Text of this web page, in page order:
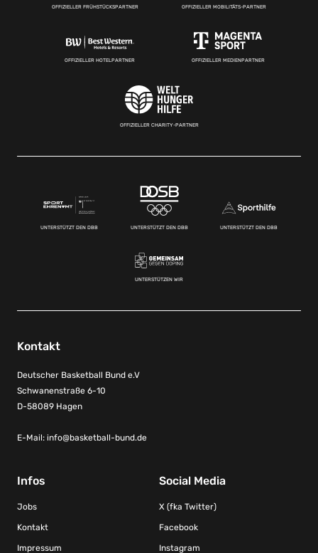
OFFIZIELLER FRÜHSTÜCKSPARTNER OFFIZIELLER MOBILITÄTS-PARTNER
OFFIZIELLER HOTELPARTNER OFFIZIELLER MEDIENPARTNER
OFFIZIELLER CHARITY-PARTNER
UNTERSTÜTZT DEN DBB UNTERSTÜTZT DEN DBB UNTERSTÜTZT DEN DBB
UNTERSTÜTZEN WIR
Kontakt
Deutscher Basketball Bund e.V
Schwanenstraße 6-10
D-58089 Hagen
E-Mail: info@basketball-bund.de
Infos
Jobs
Kontakt
Impressum
Social Media
X (fka Twitter)
Facebook
Instagram